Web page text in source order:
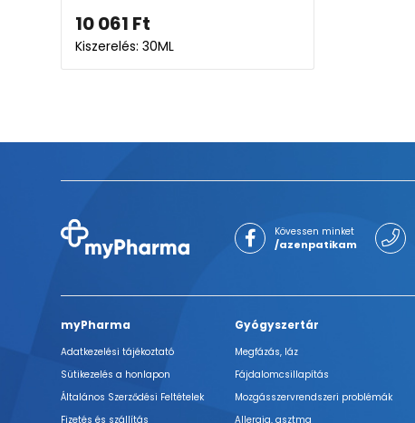
10 061 Ft
Kiszerelés: 30ML
Kövessen minket
/azenpatikam
myPharma
Adatkezelési tájékoztató
Sütikezelés a honlapon
Általános Szerződési Feltételek
Fizetés és szállítás
Gyógyszertár
Megfázás, láz
Fájdalomcsillapítás
Mozgásszervrendszeri problémák
Allergia, asztma